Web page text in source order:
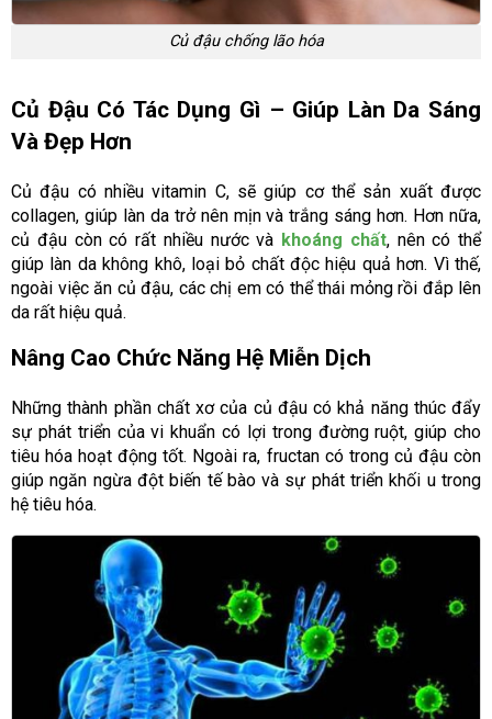
Củ đậu chống lão hóa
Củ Đậu Có Tác Dụng Gì – Giúp Làn Da Sáng
Và Đẹp Hơn
Củ đậu có nhiều vitamin C, sẽ giúp cơ thể sản xuất được
collagen, giúp làn da trở nên mịn và trắng sáng hơn. Hơn nữa,
củ đậu còn có rất nhiều nước và khoáng chất, nên có thể
giúp làn da không khô, loại bỏ chất độc hiệu quả hơn. Vì thế,
ngoài việc ăn củ đậu, các chị em có thể thái mỏng rồi đắp lên
da rất hiệu quả.
Nâng Cao Chức Năng Hệ Miễn Dịch
Những thành phần chất xơ của củ đậu có khả năng thúc đẩy
sự phát triển của vi khuẩn có lợi trong đường ruột, giúp cho
tiêu hóa hoạt động tốt. Ngoài ra, fructan có trong củ đậu còn
giúp ngăn ngừa đột biến tế bào và sự phát triển khối u trong
hệ tiêu hóa.